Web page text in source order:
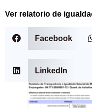
Ver relatorio de
Facebook
LinkedIn